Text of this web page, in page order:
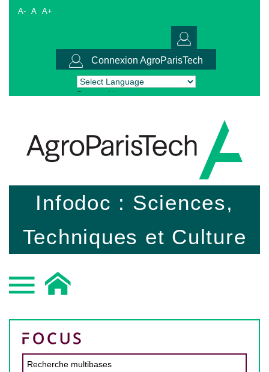
A- A A+
Connexion AgroParisTech
Powered by Translate
Infodoc : Sciences,
Techniques et Culture